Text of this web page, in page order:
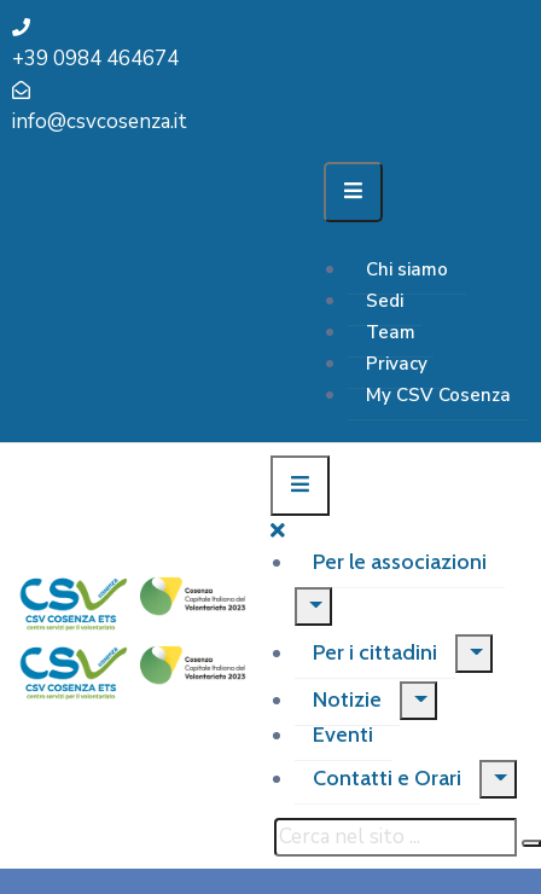
+39 0984 464674
info@csvcosenza.it
Chi siamo
Sedi
Team
Privacy
My CSV Cosenza
Per le associazioni
Per i cittadini
Notizie
Eventi
Contatti e Orari